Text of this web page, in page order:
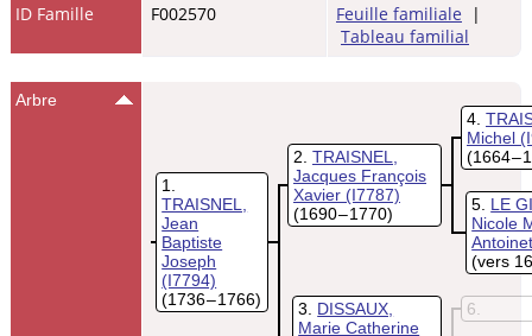
ID Famille
F002570 Feuille familiale |
Tableau familial
Arbre
1
TRAISNEL,
Jean
Baptiste
Joseph
(I7794)
(1736 – 1766)
2 TRAISNEL,
Jacques François
Xavier (I7787)
(1690 – 1770)
4
Michel
(1664 –
5 LE
Nicole
(vers
3
DISSAUX,
Marie Catherine
6